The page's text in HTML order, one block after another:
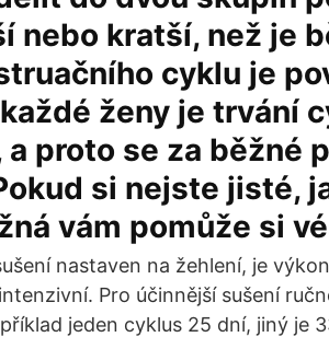
nebo kratší, než je
cyklu je
ženy je trvání
proto se za běžné
si nejste jisté,
vám pomůže si
nastaven na žehlení, je
Pro účinnější sušení
jeden cyklus 25 dní, jiný je